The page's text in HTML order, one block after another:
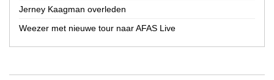
Jerney Kaagman overleden
Weezer met nieuwe tour naar AFAS Live